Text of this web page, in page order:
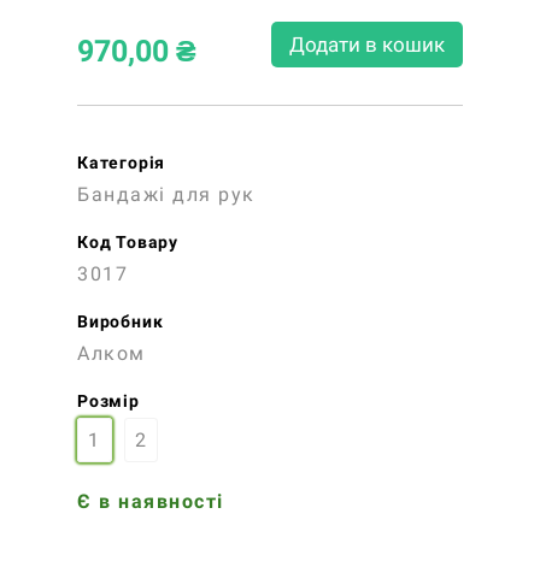
970,00 ₴ Додати в кошик
Категорія
Бандажі для рук
Код Товару
3017
Виробник
Алком
Розмір
1 2
Є в наявності